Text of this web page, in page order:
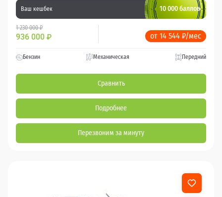
Ваш кешбек 10 000 баллов
1 230 000 ₽
936 000 ₽ от 14 544 ₽/мес
Бензин Механическая Передний
Сравнить
Подробнее
Перезвоним за минуту